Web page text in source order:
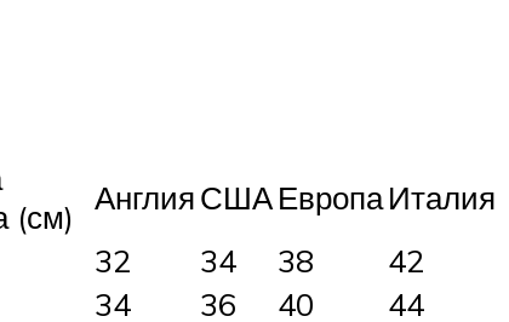
(см)
АнглияСШАЕвропаИталия
32 34 38
42
34 36 40 44